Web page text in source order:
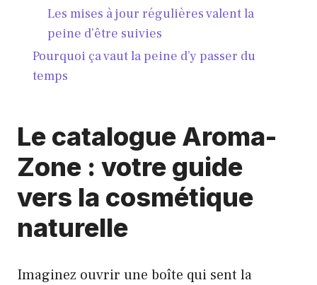
Les mises à jour régulières valent la
peine d’être suivies
Pourquoi ça vaut la peine d’y passer du
temps
Le catalogue Aroma-
Zone : votre guide
vers la cosmétique
naturelle
Imaginez ouvrir une boîte qui sent la